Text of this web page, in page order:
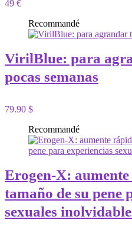
49 €
Recommandé
VirilBlue: para
pocas semanas
79.90 $
Recommandé
Erogen-X:
tamaño de su pene
sexuales